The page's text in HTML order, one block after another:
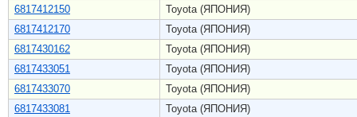
6817412150
Toyota (ЯПОНИЯ)
6817412170
Toyota (ЯПОНИЯ)
6817430162
Toyota (ЯПОНИЯ)
6817433051
Toyota (ЯПОНИЯ)
6817433070
Toyota (ЯПОНИЯ)
6817433081
Toyota (ЯПОНИЯ)